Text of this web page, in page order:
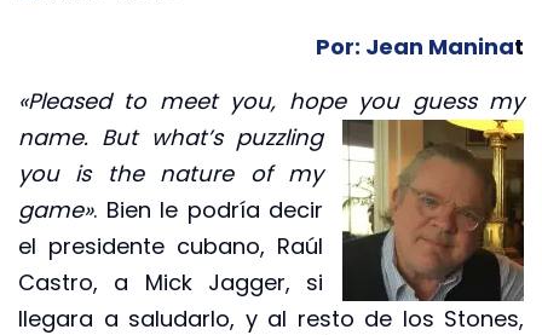
Por: Jean Maninat
«Pleased to meet you, hope you guess my
name. But what’spuzzling
you is the nature of my
game». Bien le podría decir
el presidente cubano, Raúl
Castro, a Mick Jagger, si
llegara a saludarlo, y al resto de los Stones,